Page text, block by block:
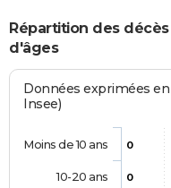
Répartition des décès
d'âges
Données exprimées
Insee)
0
0
Moins de 10 ans
10-20 ans